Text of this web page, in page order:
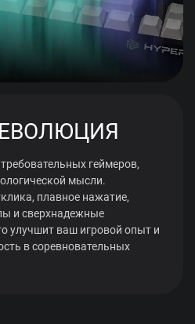
геймеров,
мысли.
плавное нажатие,
и сверхнадежные
улучшит ваш игровой опыт и
в соревновательных